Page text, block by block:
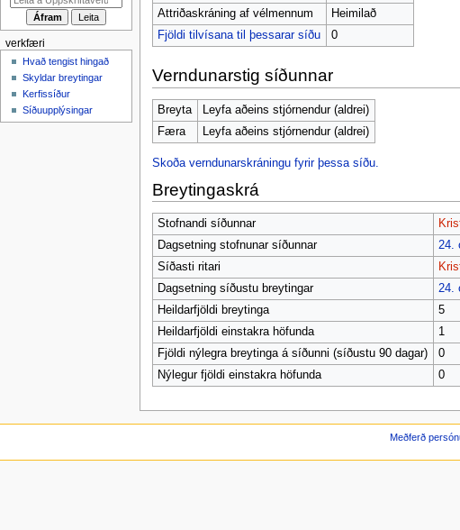
Attriðaskráning af vélmennum
Heimilað
Fjöldi tilvísana til þessarar síðu
0
Verndunarstig síðunnar
Breyta
Leyfa aðeins stjórnendur (aldrei)
Færa
Leyfa aðeins stjórnendur (aldrei)
Skoða verndunarskráningu fyrir þessa síðu.
Breytingaskrá
Stofnandi síðunnar
Dagsetning stofnunar síðunnar
24.
Síðasti ritari
Dagsetning síðustu breytingar
24.
Heildarfjöldi breytinga
5
Heildarfjöldi einstakra höfunda
1
Fjöldi nýlegra breytinga á síðunni (síðustu 90 dagar)
0
Nýlegur fjöldi einstakra höfunda
0
m
y
verkfæri
Hvað tengist hingað
Skyldar breytingar
Kerfissíður
Síðuupplýsingar
Meðferð